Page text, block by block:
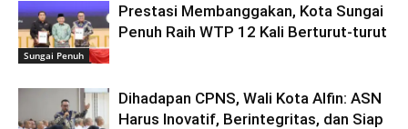
Sungai Penuh
Prestasi Membanggakan, Kota Sungai
Penuh Raih WTP 12 Kali Berturut-turut
Dihadapan CPNS, Wali Kota Alfin: ASN
Harus Inovatif, Berintegritas, dan Siap